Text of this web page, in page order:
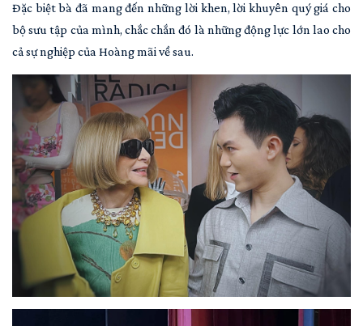
Đặc biệt bà đã mang đến những lời khen, lời khuyên quý giá cho
bộ sưu tập của mình, chắc chắn đó là những động lực lớn lao cho
cả sự nghiệp của Hoàng mãi về sau.